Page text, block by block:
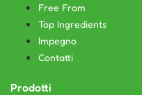
Free From
Top Ingredients
Impegno
Contatti
Prodotti